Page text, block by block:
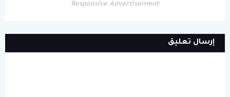
Responsive Advertisement
إرسال تعليق